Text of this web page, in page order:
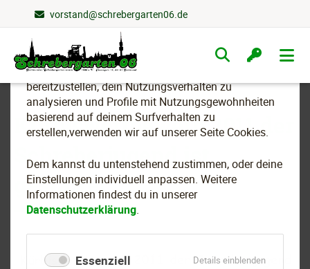
Wir nutzen Cookies
Um essenzielle Funktionen dieser Webseite
bereitzustellen, dein Nutzungsverhalten zu
analysieren und Profile mit Nutzungsgewohnheiten
basierend auf deinem Surfverhalten zu
erstellen,verwenden wir auf unserer Seite Cookies.
Dem kannst du untenstehend zustimmen, oder deine
Einstellungen individuell anpassen. Weitere
Informationen findest du in unserer
Datenschutzerklärung.
Essenziell Details einblendenfür
vorstand@schrebergarten06.de
Navigation
überspringen
Kürbiswettbewerb 2011 der
Schreberjugend ist
gestartet